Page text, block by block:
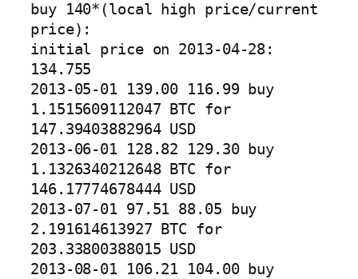
buy 140*(local high price/current
price):
initial price on 2013-04-28:
134.755
2013-05-01 139.00 116.99 buy
1.1515609112047 BTC for
147.39403882964 USD
2013-06-01 128.82 129.30 buy
1.1326340212648 BTC for
146.17774678444 USD
2013-07-01 97.51 88.05 buy
2.191614613927 BTC for
203.33800388015 USD
2013-08-01 106.21 104.00 buy